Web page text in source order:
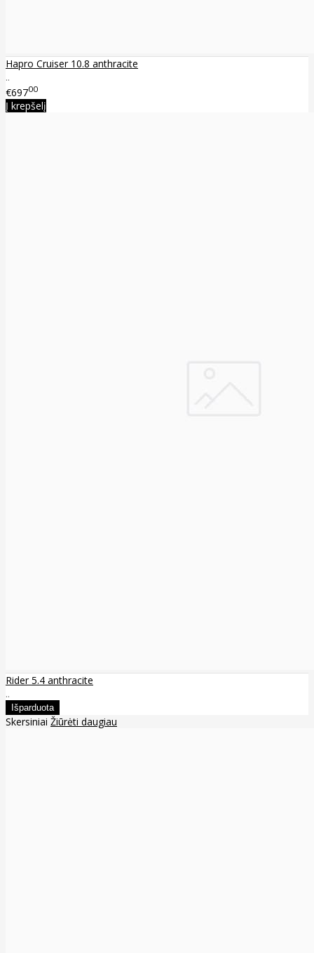
Hapro Cruiser 10.8 anthracite
..
€69700
Į krepšelį
Rider 5.4 anthracite
..
Skersiniai Žiūrėti daugiau